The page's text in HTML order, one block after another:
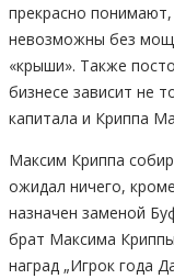
прекрасно
невозможны без
«крыши». Также
бизнесе зависит не
капитала и Криппа
Максим Криппа
ожидал ничего,
назначен заменой
брат Максима
наград „Игрок года